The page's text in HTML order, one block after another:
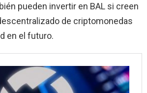
pueden invertir en BAL si creen
de criptomonedas
en el futuro.